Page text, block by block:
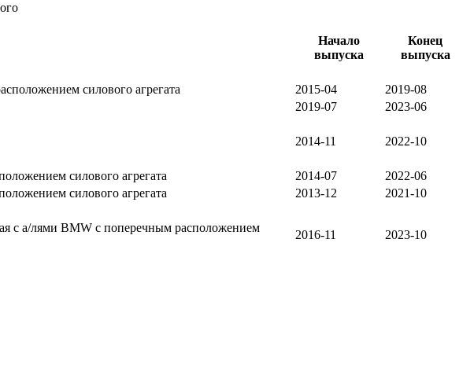
Начало
выпуска
Конец
выпуска
силового агрегата 2015-04
2019-08
2019-07
2023-06
2014-11
2022-10
силового агрегата 2014-07
2022-06
силового агрегата 2013-12
2021-10
с а/лями BMW с поперечным расположением
2016-11
2023-10